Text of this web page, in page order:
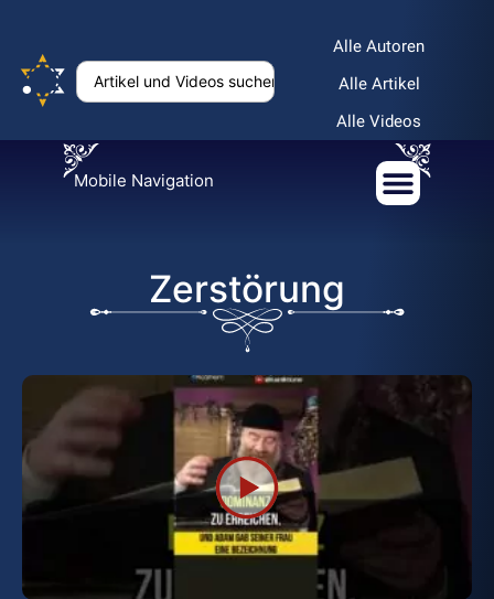
Alle Autoren
Alle Artikel
Alle Videos
Mobile Navigation
Zerstörung